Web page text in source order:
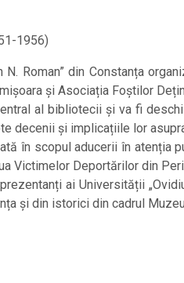
1956)
N. Roman” din Constanța
și Asociația Foștilor
al bibliotecii și va fi
decenii și implicațiile lor
în scopul aducerii în atenția
Victimelor Deportărilor din
ai Universității
și din istorici din cadrul